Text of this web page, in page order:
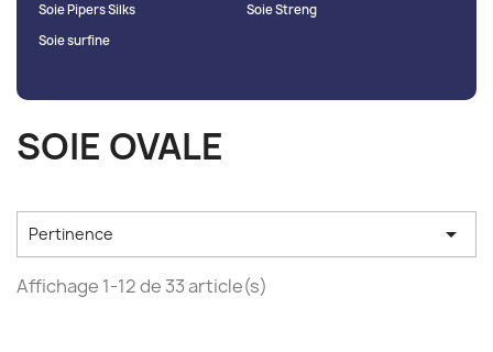
Soie Pipers Silks
Soie Streng
Soie surfine
SOIE OVALE
Pertinence 
Affichage 1-12 de 33 article(s)